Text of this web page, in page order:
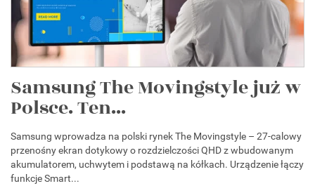
Samsung The Movingstyle już w
Polsce. Ten...
Samsung wprowadza na polski rynek The Movingstyle – 27-calowy
przenośny ekran dotykowy o rozdzielczości QHD z wbudowanym
akumulatorem, uchwytem i podstawą na kółkach. Urządzenie łączy
funkcje Smart...